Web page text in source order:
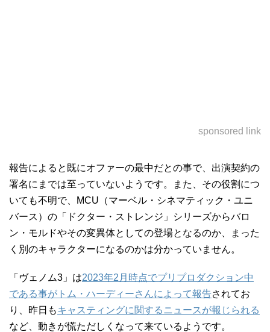
sponsored link
報告によると既にオファーの最中だとの事で、出演契約の
署名にまでは至っていないようです。また、その役割につ
いても不明で、MCU（マーベル・シネマティック・ユニ
バース）の「ドクター・ストレンジ」シリーズからバロ
ン・モルドやその変異体としての登場となるのか、まった
く別のキャラクターになるのかは分かっていません。
「ヴェノム3」は2023年2月時点でプリプロダクション中
である事がトム・ハーディーさんによって報告されてお
り、昨日もキャスティングに関するニュースが報じられる
など、動きが慌ただしくなって来ているようです。